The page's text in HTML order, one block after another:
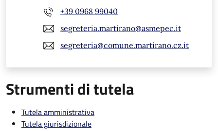
+39 0968 99040
segreteria.martirano@asmepec.it
segreteria@comune.martirano.cz.it
Strumenti di tutela
Tutela amministrativa
Tutela giurisdizionale